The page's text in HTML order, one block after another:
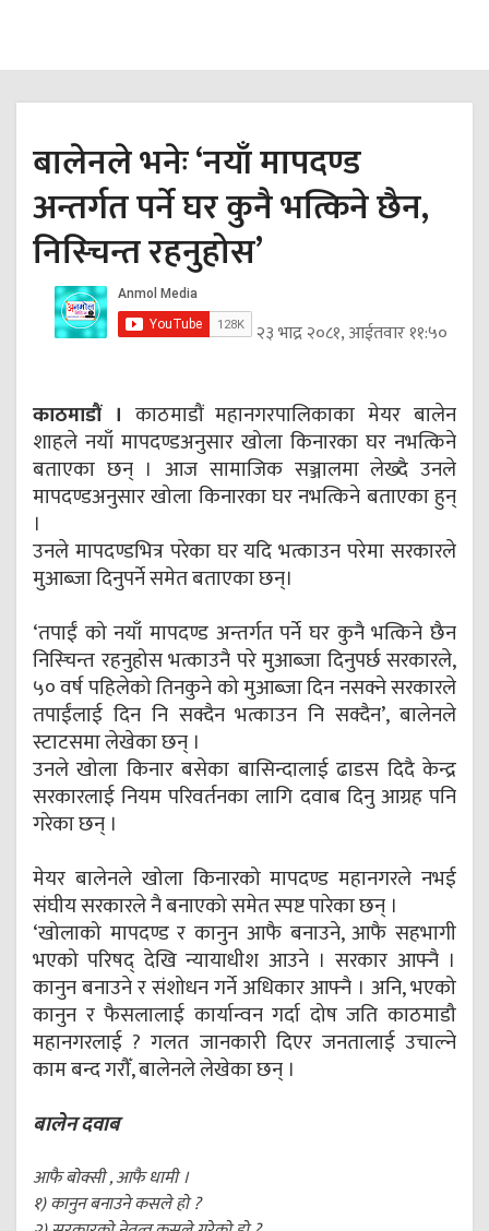
बालेनले भनेः ‘नयाँ मापदण्ड
अन्तर्गत पर्ने घर कुनै भत्किने छैन,
निस्चिन्त रहनुहोस’
२३ भाद्र २०८१, आईतवार ११:५०
काठमाडौं । काठमाडौं महानगरपालिकाका मेयर बालेन
शाहले नयाँ मापदण्डअनुसार खोला किनारका घर नभत्किने
बताएका छन् । आज सामाजिक सञ्जालमा लेख्दै उनले
मापदण्डअनुसार खोला किनारका घर नभत्किने बताएका हुन्
।
उनले मापदण्डभित्र परेका घर यदि भत्काउन परेमा सरकारले
मुआब्जा दिनुपर्ने समेत बताएका छन्।
‘तपाईं को नयाँ मापदण्ड अन्तर्गत पर्ने घर कुनै भत्किने छैन
निस्चिन्त रहनुहोस भत्काउनै परे मुआब्जा दिनुपर्छ सरकारले,
५० वर्ष पहिलेको तिनकुने को मुआब्जा दिन नसक्ने सरकारले
तपाईंलाई दिन नि सक्दैन भत्काउन नि सक्दैन’, बालेनले
स्टाटसमा लेखेका छन् ।
उनले खोला किनार बसेका बासिन्दालाई ढाडस दिदै केन्द्र
सरकारलाई नियम परिवर्तनका लागि दवाब दिनु आग्रह पनि
गरेका छन् ।
मेयर बालेनले खोला किनारको मापदण्ड महानगरले नभई
संघीय सरकारले नै बनाएको समेत स्पष्ट पारेका छन् ।
‘खोलाको मापदण्ड र कानुन आफै बनाउने, आफै सहभागी
भएको परिषद् देखि न्यायाधीश आउने । सरकार आफ्नै ।
कानुन बनाउने र संशोधन गर्ने अधिकार आफ्नै । अनि, भएको
कानुन र फैसलालाई कार्यान्वन गर्दा दोष जति काठमाडौ
महानगरलाई ? गलत जानकारी दिएर जनतालाई उचाल्ने
काम बन्द गरौँ, बालेनले लेखेका छन् ।
बालेन दवाब
आफै बोक्सी , आफै धामी ।
१) कानुन बनाउने कसले हो ?